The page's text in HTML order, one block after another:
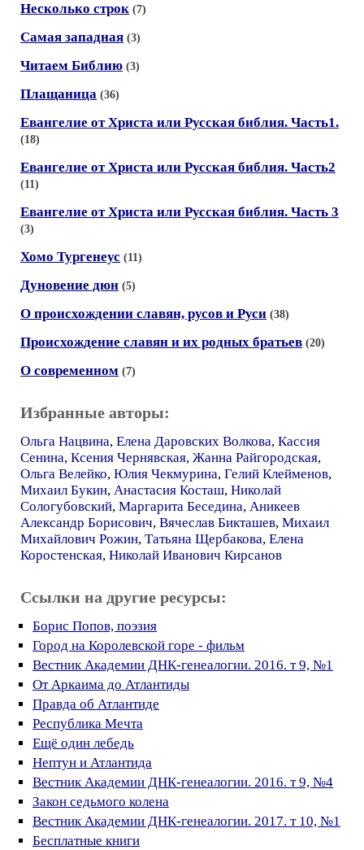
Несколько строк (7)
Самая западная (3)
Читаем Библию (3)
Плащаница (36)
Евангелие от Христа или Русская библия. Часть1.
(18)
Евангелие от Христа или Русская библия. Часть2
(11)
Евангелие от Христа или Русская библия. Часть 3
(3)
Хомо Тургенеус (11)
Дуновение дюн (5)
О происхождении славян, русов и Руси (38)
Происхождение славян и их родных братьев (20)
О современном (7)
Избранные авторы:
Ольга Нацвина, Елена Даровских Волкова, Кассия
Сенина, Ксения Чернявская, Жанна Райгородская,
Ольга Велейко, Юлия Чекмурина, Гелий Клейменов,
Михаил Букин, Анастасия Косташ, Николай
Сологубовский, Маргарита Беседина, Аникеев
Александр Борисович, Вячеслав Бикташев, Михаил
Михайлович Рожин, Татьяна Щербакова, Елена
Коростенская, Николай Иванович Кирсанов
Ссылки на другие ресурсы:
Борис Попов, поэзия
Город на Королевской горе - фильм
Вестник Академии ДНК-генеалогии. 2016. т 9, №1
От Аркаима до Атлантиды
Правда об Атлантиде
Республика Мечта
Ещё один лебедь
Нептун и Атлантида
Вестник Академии ДНК-генеалогии. 2016. т 9, №4
Закон седьмого колена
Вестник Академии ДНК-генеалогии. 2017. т 10, №1
Бесплатные книги